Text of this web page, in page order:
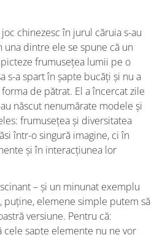
chinezesc în jurul căruia s-au
dintre ele se spune că un
frumusețea lumii pe o
s-a spart în șapte bucăți și nu a
de pătrat. El a încercat zile
născut nenumărate modele și
frumusețea și diversitatea
într-o singură imagine, ci în
și în interacțiunea lor
– și un minunat exemplu
puține, elemene simple putem să
versiune. Pentru că:
cele șapte elemente nu ne vor